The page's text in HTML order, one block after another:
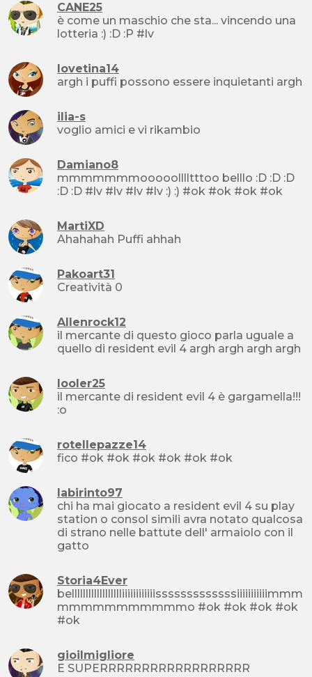
CANE25
è come un maschio che sta... vincendo una
lotteria :) :D :P #lv
lovetina14
argh i puffi possono essere inquietanti argh
ilia-s
voglio amici e vi rikambio
Damiano8
mmmmmmmooooolllltttoo belllo :D :D :D
:D :D #lv #lv #lv #lv :) :) #ok #ok #ok #ok
MartiXD
Ahahahah Puffi ahhah
Pakoart31
Creatività 0
Allenrock12
il mercante di questo gioco parla uguale a
quello di resident evil 4 argh argh argh argh
looler25
il mercante di resident evil 4 è gargamella!!!
:o
rotellepazze14
fico #ok #ok #ok #ok #ok #ok
labirinto97
chi ha mai giocato a resident evil 4 su play
station o consol simili avra notato qualcosa
di strano nelle battute dell' armaiolo con il
gatto
Storia4Ever
belllllllllllllllllliiiiiiiiiiiisssssssssssssiiiiiiiiiiimmm
mmmmmmmmmmmo #ok #ok #ok #ok
#ok
gioilmigliore
E SUPERRRRRRRRRRRRRRRRRR